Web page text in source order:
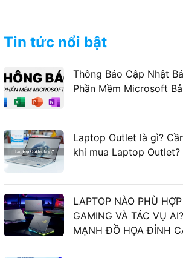
Tin tức nổi bật
Thông Báo Cập Nhật
Phần Mềm Microsoft
Laptop Outlet là gì?
khi mua Laptop Outlet?
LAPTOP NÀO PHÙ
GAMING VÀ TÁC VỤ
MẠNH ĐỒ HỌA ĐỈNH
LAPTOP ASUS GAMING